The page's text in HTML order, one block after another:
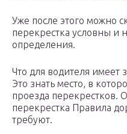
Уже после этого можно
перекрестка условны и
определения.
Что для водителя имеет
Это знать место, в
проезда перекрестков.
перекрестка Правила
требуют.